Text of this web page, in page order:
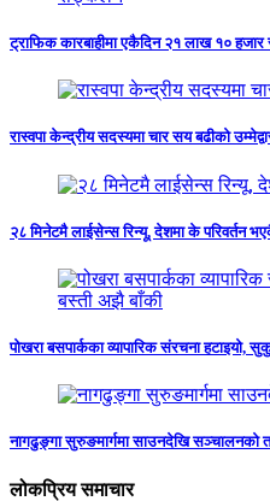
ट्राफिक कारबाहीमा एकैदिन २१ लाख १०
रास्वपा केन्द्रीय सदस्यमा चार सय बढीको
२८ मिनेटमै लाईसेन्स रिन्यू, देशमा के परिवर्तन
पोखरा बसपार्कका व्यापारिक संरचना हटाइयो,
नागढुङ्गा सुरुङमार्गमा साउनदेखि सञ्चालनको
लोकप्रिय समाचार